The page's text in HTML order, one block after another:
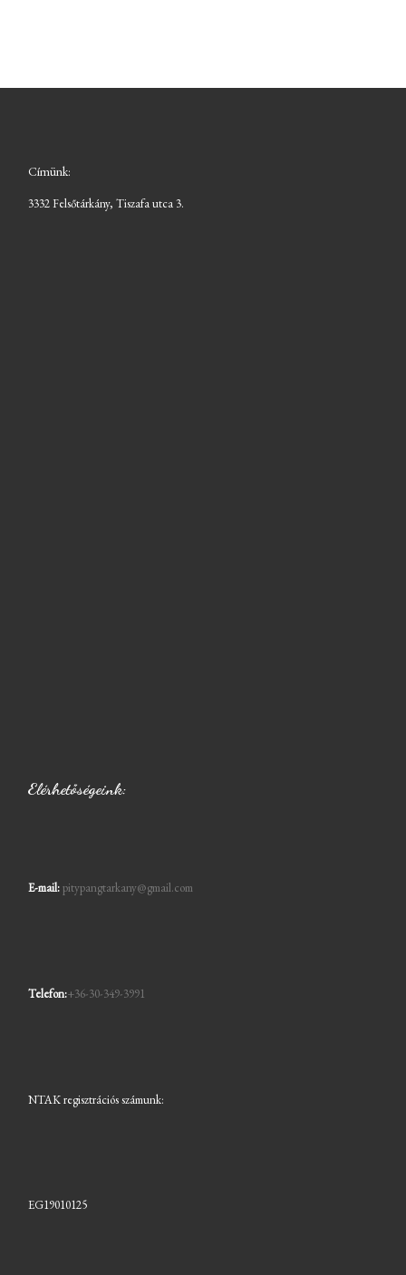
Címünk:
3332 Felsőtárkány, Tiszafa utca 3.
Elérhetőségeink:
E-mail:pitypangtarkany@gmail.com
Telefon:+36-30-349-3991
NTAK regisztrációs számunk:
EG19010125